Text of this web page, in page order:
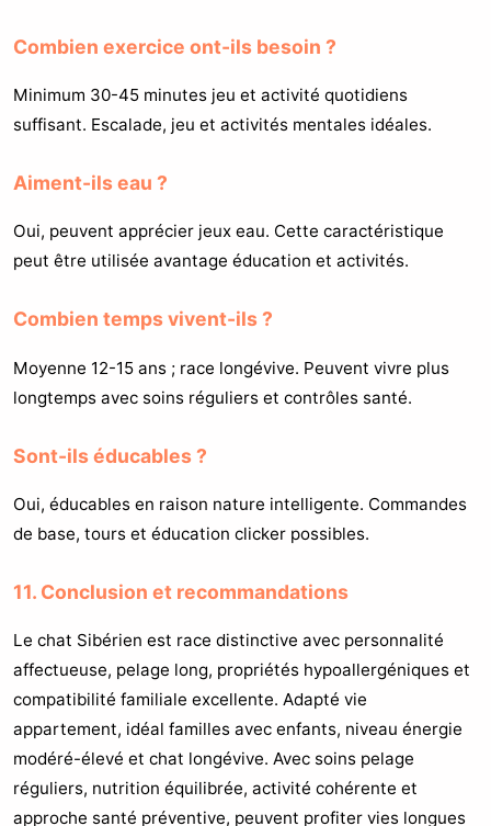
Combien exercice ont-ils besoin ?
Minimum 30-45 minutes jeu et activité quotidiens
suffisant. Escalade, jeu et activités mentales idéales.
Aiment-ils eau ?
Oui, peuvent apprécier jeux eau. Cette caractéristique
peut être utilisée avantage éducation et activités.
Combien temps vivent-ils ?
Moyenne 12-15 ans ; race longévive. Peuvent vivre plus
longtemps avec soins réguliers et contrôles santé.
Sont-ils éducables ?
Oui, éducables en raison nature intelligente. Commandes
de base, tours et éducation clicker possibles.
11. Conclusion et recommandations
Le chat Sibérien est race distinctive avec personnalité
affectueuse, pelage long, propriétés hypoallergéniques et
compatibilité familiale excellente. Adapté vie
appartement, idéal familles avec enfants, niveau énergie
modéré-élevé et chat longévive. Avec soins pelage
réguliers, nutrition équilibrée, activité cohérente et
approche santé préventive, peuvent profiter vies longues